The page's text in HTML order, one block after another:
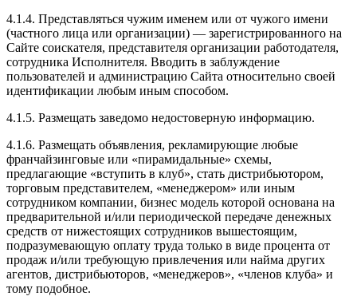
4.1.4. Представляться чужим именем или от чужого имени
(частного лица или организации) — зарегистрированного на
Сайте соискателя, представителя организации работодателя,
сотрудника Исполнителя. Вводить в заблуждение
пользователей и администрацию Сайта относительно своей
идентификации любым иным способом.
4.1.5. Размещать заведомо недостоверную информацию.
4.1.6. Размещать объявления, рекламирующие любые
франчайзинговые или «пирамидальные» схемы,
предлагающие «вступить в клуб», стать дистрибьютором,
торговым представителем, «менеджером» или иным
сотрудником компании, бизнес модель которой основана на
предварительной и/или периодической передаче денежных
средств от нижестоящих сотрудников вышестоящим,
подразумевающую оплату труда только в виде процента от
продаж и/или требующую привлечения или найма других
агентов, дистрибьюторов, «менеджеров», «членов клуба» и
тому подобное.